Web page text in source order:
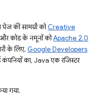
की सामग्री कोCreative
कोड के नमूनों कोApache 2.0
के लिए, Google Developers
का, Java एक रजिस्टर
गया.